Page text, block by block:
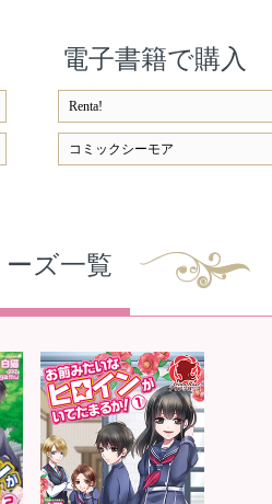
電子書籍で購入
Renta!
コミックシーモア
ーズ一覧